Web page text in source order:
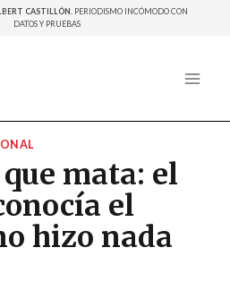
CASTILLÓN. PERIODISMO INCÓMODO CON
DATOS Y PRUEBAS
mata: el
el
hizo nada